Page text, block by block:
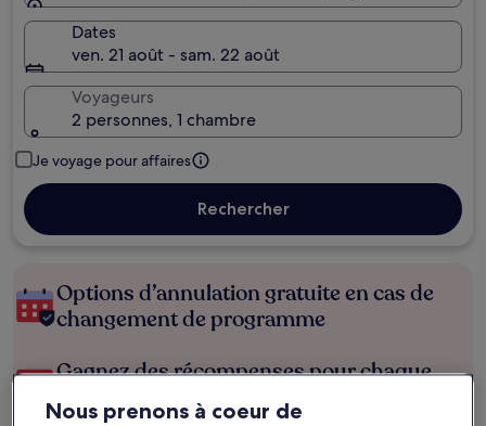
Dates
ven. 21 août - sam. 22 août
Voyageurs
2 personnes, 1 chambre
Je voyage pour affaires
Rechercher
Options d’annulation gratuite en cas de
changement de programme
Gagnez des récompenses pour chaque
nuit séjournée
Nous prenons à coeur de